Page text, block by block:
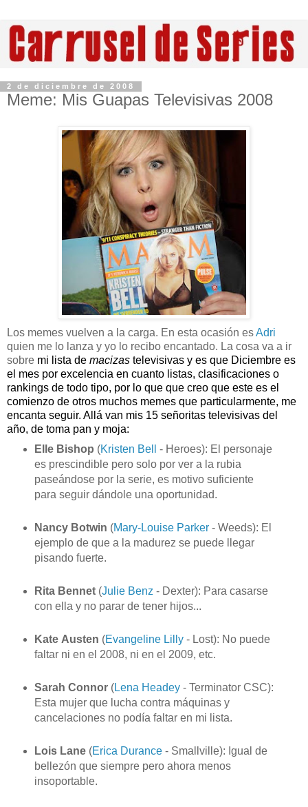
2 de diciembre de 2008
Meme: Mis Guapas Televisivas 2008
Los memes vuelven a la carga. En esta ocasión esAdri
quien me lo lanza y yo lo recibo encantado. La cosa va a ir
sobre mi lista de macizas televisivas y es que Diciembre es
el mes por excelencia en cuanto listas, clasificaciones o
rankings de todo tipo, por lo que que creo que este es el
comienzo de otros muchos memes que particularmente, me
encanta seguir. Allá van mis 15 señoritas televisivas del
año, de toma pan y moja:
Elle Bishop (Kristen Bell - Heroes): El personaje
es prescindible pero solo por ver a la rubia
paseándose por la serie, es motivo suficiente
para seguir dándole una oportunidad.
Nancy Botwin (Mary-Louise Parker - Weeds): El
ejemplo de que a la madurez se puede llegar
pisando fuerte.
Rita Bennet(Julie Benz - Dexter): Para casarse
con ella y no parar de tener hijos...
Kate Austen (Evangeline Lilly - Lost): No puede
faltar ni en el 2008, ni en el 2009, etc.
Sarah Connor (Lena Headey - Terminator CSC):
Esta mujer que lucha contra máquinas y
cancelaciones no podía faltar en mi lista.
Lois Lane(Erica Durance - Smallville): Igual de
bellezón que siempre pero ahora menos
insoportable.